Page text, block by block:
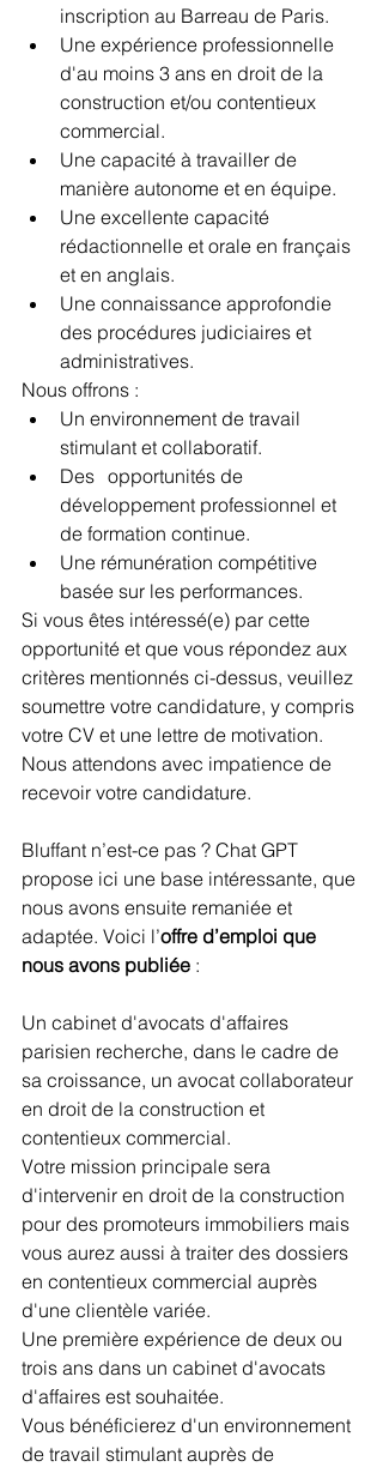
inscription au Barreau de Paris.
Une expérience professionnelle
d'au moins 3 ans en droit de la
construction et/ou contentieux
commercial.
Une capacité à travailler de
manière autonome et en équipe.
Une excellente capacité
rédactionnelle et orale en français
et en anglais.
Une connaissance approfondie
des procédures judiciaires et
administratives.
Nous offrons :
Un environnement de travail
stimulant et collaboratif.
Des 	opportunités de
développement professionnel et
de formation continue.
Une rémunération compétitive
basée sur les performances.
Si vous êtes intéressé(e) par cette
opportunité et que vous répondez aux
critères mentionnés ci-dessus, veuillez
soumettre votre candidature, y compris
votre CV et une lettre de motivation.
Nous attendons avec impatience de
recevoir votre candidature.
Bluffant n’est-ce pas ? Chat GPT
propose ici une base intéressante, que
nous avons ensuite remaniée et
adaptée. Voici l’offre d’emploi que
nous avons publiée :
Un cabinet d'avocats d'affaires
parisien recherche, dans le cadre de
sa croissance, un avocat collaborateur
en droit de la construction et
contentieux commercial.
Votre mission principale sera
d'intervenir en droit de la construction
pour des promoteurs immobiliers mais
vous aurez aussi à traiter des dossiers
en contentieux commercial auprès
d'une clientèle variée.
Une première expérience de deux ou
trois ans dans un cabinet d'avocats
d'affaires est souhaitée.
Vous bénéficierez d'un environnement
de travail stimulant auprès de